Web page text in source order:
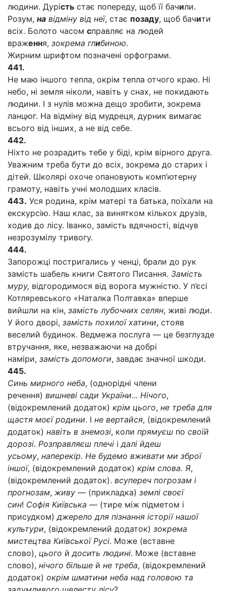
людини. Дурість стає попереду, щоб її бачили.
Розум, на відміну від неї, стає позаду, щоб бачити
всіх. Болото часом справляє на людей
враження, зокрема глибиною.
Жирним шрифтом позначені орфограми.
441.
Не маю іншого тепла, окрім тепла отчого краю. Ні
небо, ні земля ніколи, навіть у снах, не покидають
людини. І з нулів можна дещо зробити, зокрема
ланцюг. На відміну від мудреця, дурник вимагає
всього від інших, а не від себе.
442.
Ніхто не розрадить тебе у біді, крім вірного друга.
Уважним треба бути до всіх, зокрема до старих і
дітей. Школярі охоче опановують комп’ютерну
грамоту, навіть учні молодших класів.
443. Уся родина, крім матері та батька, поїхали на
екскурсію. Наш клас, за винятком кількох друзів,
ходив до лісу. Іванко, замість вдячності, відчув
незрозумілу тривогу.
444.
Запорожці постригались у ченці, брали до рук
замість шабель книги Святого Писання. Замість
муру, відгородимося від ворога мужністю. У п’єсі
Котляревського «Наталка Полтавка» вперше
вийшли на кін, замість лубочних селян, живі люди.
У його дворі, замість похилої хатини, стояв
веселий будинок. Ведмежа послуга — це безглузде
втручання, яке, незважаючи на добрі
наміри, замість допомоги, завдає значної шкоди.
445.
Синь мирного неба, (однорідні члени
речення) вишневі сади України... Нічого,
(відокремлений додаток) крім цього, не треба для
щастя моєї родини. І не вертайся, (відокремлений
додаток) навіть в знемозі, коли прямуєш по своїй
дорозі. Розправляєш плечі ідалі йдеш
усьому, наперекір. Не будемо вживати ми зброї
іншої, (відокремлений додаток) крім слова. Я,
(відокремлений додаток). всупереч погрозам і
прогнозам, живу — (прикладка) землі своєї
син! Софія Київська — (тире між підметом і
присудком)джерело для пізнання історії нашої
культури, (відокремлений додаток) зокрема
мистецтва Київської Русі. Може (вставне
слово), цього йдосить людині. Може (вставне
слово), нічого більше й не треба, (відокремлений
додаток) окрім шматини неба над головою та